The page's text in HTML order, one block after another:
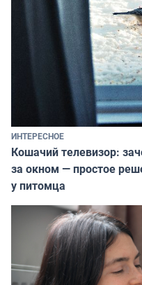
ИНТЕРЕСНОЕ
Кошачий телевизор:
за окном — простое
у питомца